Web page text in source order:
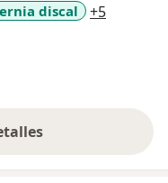
discal +5
la experiencia